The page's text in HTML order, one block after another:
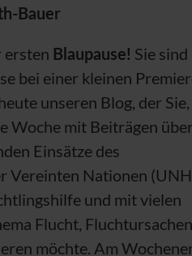
Bauer
ersten Blaupause! Sie
bei einer kleinen
unseren Blog, der
Woche mit Beiträgen
Einsätze des
Vereinten Nationen (
und mit vielen
Flucht,
möchte. Am